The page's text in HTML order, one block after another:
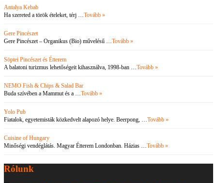
Antalya Kebab
Ha szereted a török ételeket, térj … Tovább »
Gere Pincészet
Gere Pincészet – Organikus (Bio) művelésű … Tovább »
Söptei Pincészet és Étterem
A balatoni turizmus lehetőségeit kihasználva, 1998-ban … Tovább »
NEMO Fish & Chips & Salad Bar
Buda szívében a Mammut és a … Tovább »
Yolo Pub
Fiatalok, egyetemisták közkedvelt alapozó helye. Beerpong, … Tovább »
Cuisine of Hungary
Minőségi vendéglátás. Magyar Étterem Londonban. Házias … Tovább »
Rólunk